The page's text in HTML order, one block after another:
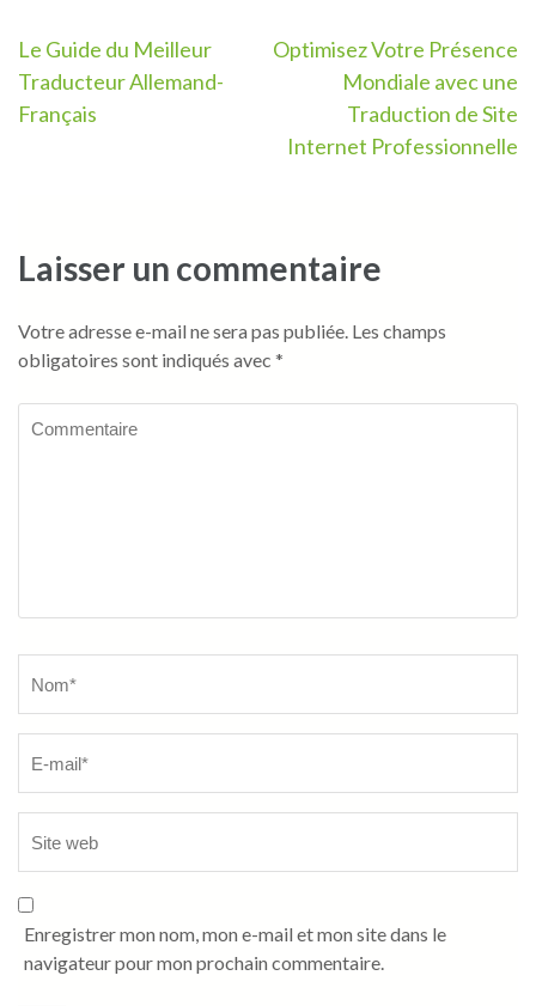
Navigation
de
Le Guide du Meilleur
Traducteur Allemand-
Français
Optimisez Votre Présence
Mondiale avec une
Traduction de Site
Internet Professionnelle
Laisser un commentaire
Votre adresse e-mail ne sera pas publiée. Les champs
obligatoires sont indiqués avec *
Enregistrer mon nom, mon e-mail et mon site dans le
navigateur pour mon prochain commentaire.